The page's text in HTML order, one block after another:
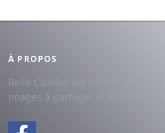
À PROPOS
Belle Citation est un site avec
images à partager et à dédier.